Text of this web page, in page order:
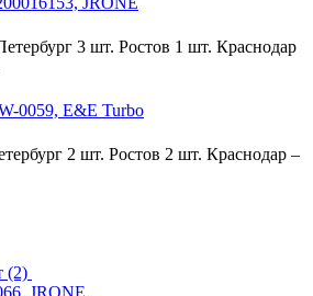
3 шт. Ростов 1 шт. Краснодар
0059, E&E Turbo
2 шт. Ростов 2 шт. Краснодар –
(2)